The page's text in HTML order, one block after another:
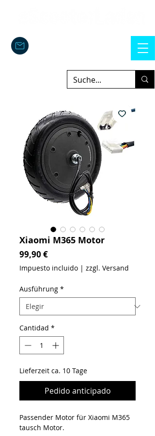
Xiaomi M365 Motor
99,90 €Precio
Impuesto incluido | zzgl. Versand
Ausführung *
Cantidad *
Lieferzeit ca. 10 Tage
Pedido anticipado
Passender Motor für Xiaomi M365
tausch Motor.